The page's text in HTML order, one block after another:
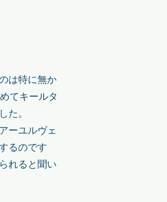
は特に無か
てキールタ
た。
ーユルヴェ
るのです
れると聞い